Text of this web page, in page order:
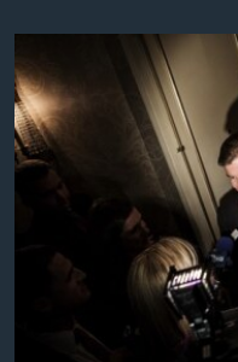
转
到
检
索
非洲
美洲
全球议题
军事
劳工
环境
国会报道
美中关系
美国建国250周年
埃博拉疫情
重要讲话与声明
台海两岸关系
VOA今日焦点
中文广播
其他语言网站